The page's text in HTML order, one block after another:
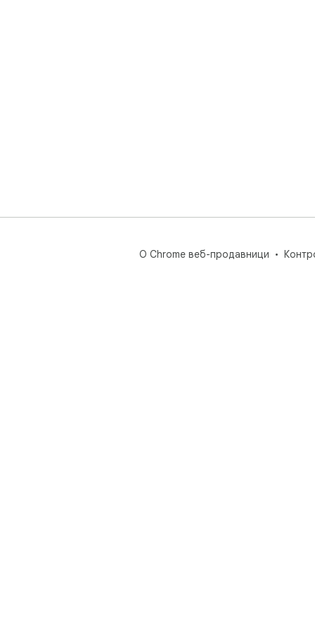
О Chrome веб-продавници